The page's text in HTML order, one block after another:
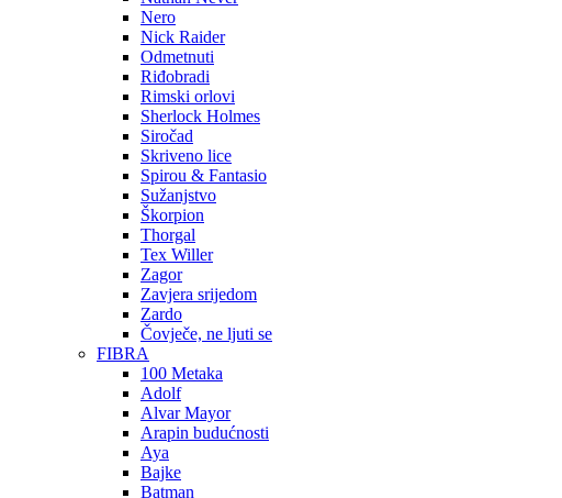
Nero
Nick Raider
Odmetnuti
Riđobradi
Rimski orlovi
Sherlock Holmes
Siročad
Skriveno lice
Spirou & Fantasio
Sužanjstvo
Škorpion
Thorgal
Tex Willer
Zagor
Zavjera srijedom
Zardo
Čovječe, ne ljuti se
FIBRA
100 Metaka
Adolf
Alvar Mayor
Arapin budućnosti
Aya
Bajke
Batman